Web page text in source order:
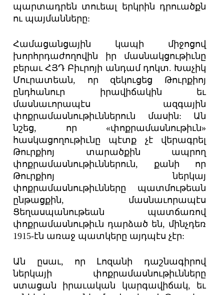
պարտադրեն տուեալ երկրին դրուածքն
ու պայմանները:
Համացանցային կապի միջոցով
խորհրդաժողովին իր մասնակցութիւնը
բերաւ ՀՅԴ Բիւրոյի անդամ դոկտ. Խաչիկ
Մուրատեան, որ զեկուցեց Թուրքիոյ
ընդհանուր իրավիճակին եւ
մասնաւորապէս ազգային
փոքրամասնութիւններուն մասին: Ան
նշեց, որ «փոքրամասնութիւն»
հասկացողութիւնը պէտք չէ վերագրել
Թուրքիոյ տարածքին ապրող
փոքրամասնութիւններուն, քանի որ
Թուրքիոյ ներկայ
փոքրամասնութիւնները պատմութեան
ընթացքին, մասնաւորապէս
Ցեղասպանութեան պատճառով
փոքրամասնութիւն դարձած են, մինչդեռ
1915-էն առաջ պատկերը այդպէս չէր:
Ան ըսաւ, որ Լոզանի դաշնագիրով
ներկայի փոքրամասնութիւնները
ստացան իրաւական կարգավիճակ, եւ